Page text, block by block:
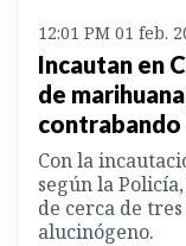
12:01 PM 01 feb.
Incautan en
de
contrabando
Con la
según la
de cerca de
alucinógeno.